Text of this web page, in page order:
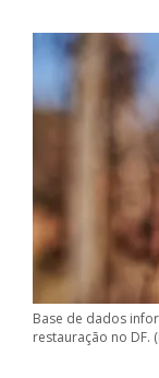
Base de dados
restauração no DF.